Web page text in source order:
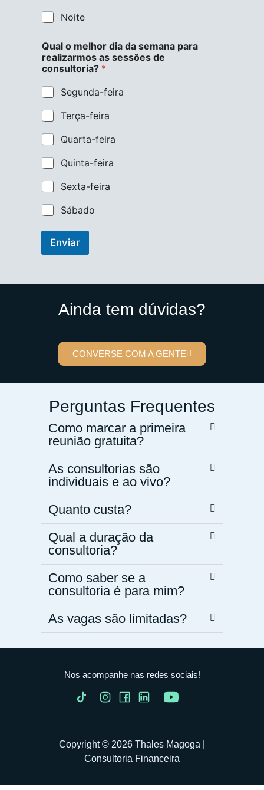
Noite
Qual o melhor dia da semana para
realizarmos as sessões de
consultoria? *
Segunda-feira
Terça-feira
Quarta-feira
Quinta-feira
Sexta-feira
Sábado
Enviar
Ainda tem dúvidas?
CONVERSE COM A GENTE
Perguntas Frequentes
Como marcar a primeira
reunião gratuita?
As consultorias são
individuais e ao vivo?
Quanto custa?
Qual a duração da
consultoria?
Como saber se a
consultoria é para mim?
As vagas são limitadas?
Nos acompanhe nas redes sociais!
Copyright © 2026 Thales Magoga |
Consultoria Financeira